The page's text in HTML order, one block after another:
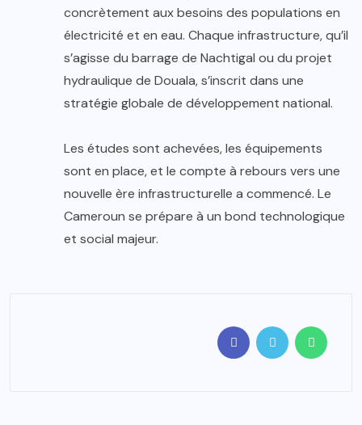
concrètement aux besoins des populations en
électricité et en eau. Chaque infrastructure, qu’il
s’agisse du barrage de Nachtigal ou du projet
hydraulique de Douala, s’inscrit dans une
stratégie globale de développement national.
Les études sont achevées, les équipements
sont en place, et le compte à rebours vers une
nouvelle ère infrastructurelle a commencé. Le
Cameroun se prépare à un bond technologique
et social majeur.